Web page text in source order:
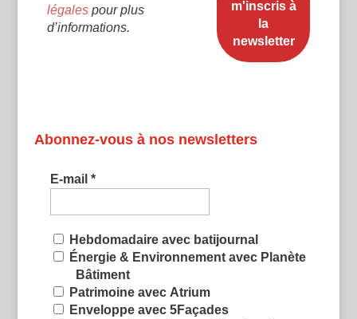
légalespour plus
d’informations.
Abonnez-vous à nos newsletters
E-mail *
Hebdomadaire avec batijournal
Énergie & Environnement avec Planète
Bâtiment
Patrimoine avec Atrium
Enveloppe avec 5Façades